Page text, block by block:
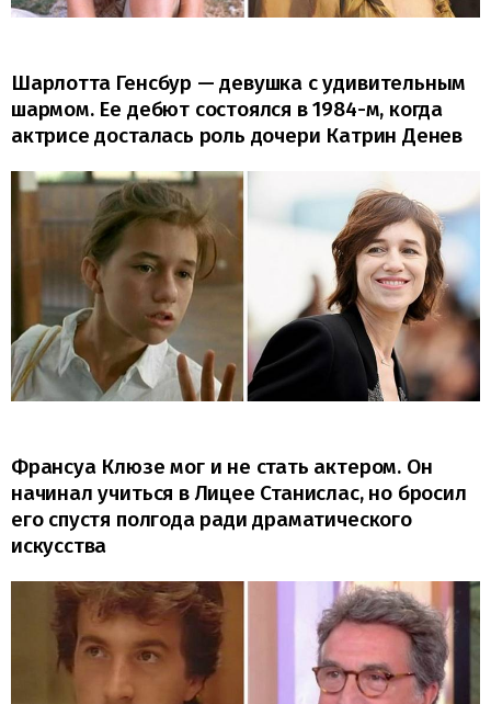
Шарлотта Генсбур — девушка с удивительным
шармом. Ее дебют состоялся в 1984-м, когда
актрисе досталась роль дочери Катрин Денев
Франсуа Клюзе мог и не стать актером. Он
начинал учиться в Лицее Станислас, но бросил
его спустя полгода ради драматического
искусства